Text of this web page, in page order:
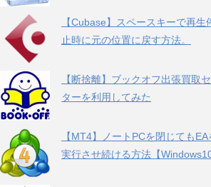
【Cubase】スペースキーで再生
止時に元の位置に戻す方法。
【断捨離】ブックオフ出張買取
ターを利用してみた
【MT4】ノートPCを閉じてもEA
実行させ続ける方法【Windows10